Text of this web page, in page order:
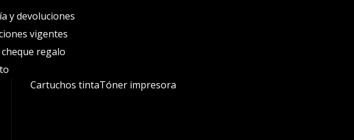
y devoluciones
vigentes
regalo
Cartuchos tintaTóner impresora